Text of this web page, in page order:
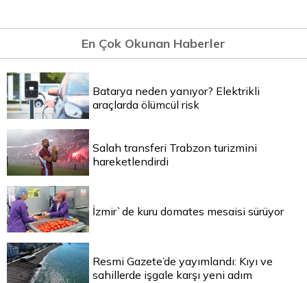
En Çok Okunan Haberler
Batarya neden yanıyor? Elektrikli
araçlarda ölümcül risk
Salah transferi Trabzon turizmini
hareketlendirdi
İzmir`de kuru domates mesaisi sürüyor
Resmi Gazete’de yayımlandı: Kıyı ve
sahillerde işgale karşı yeni adım